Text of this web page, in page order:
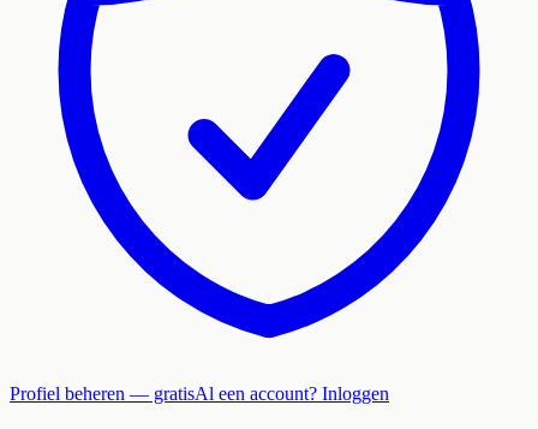
Profiel beheren — gratisAl een account? Inloggen